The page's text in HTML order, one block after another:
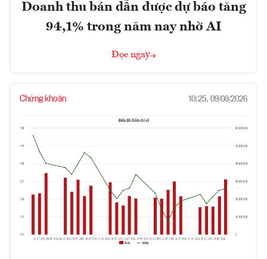
Doanh thu bán dẫn được dự báo tăng
94,1% trong năm nay nhờ AI
Đọc ngay
Chứng khoán 10:25, 09/08/2026